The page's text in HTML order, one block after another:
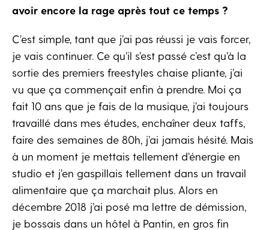
avoir encore la rage après tout ce temps ?
C’est simple, tant que j’ai pas réussi je vais forcer,
je vais continuer. Ce qu’il s’est passé c’est qu’à la
sortie des premiers freestyles chaise pliante, j’ai
vu que ça commençait enfin à prendre. Moi ça
fait 10 ans que je fais de la musique, j’ai toujours
travaillé dans mes études, enchaîner deux taffs,
faire des semaines de 80h, j’ai jamais hésité. Mais
à un moment je mettais tellement d’énergie en
studio et j’en gaspillais tellement dans un travail
alimentaire que ça marchait plus. Alors en
décembre 2018 j’ai posé ma lettre de démission,
je bossais dans un hôtel à Pantin, en gros fin